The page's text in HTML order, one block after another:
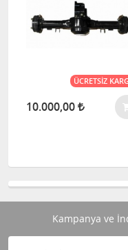
ÜCRETSIZ
10.000,00
Kampanya ve